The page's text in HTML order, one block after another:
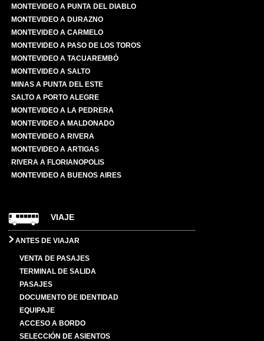
MONTEVIDEO A PUNTA DEL DIABLO
MONTEVIDEO A DURAZNO
MONTEVIDEO A CARMELO
MONTEVIDEO A PASO DE LOS TOROS
MONTEVIDEO A TACUAREMBÓ
MONTEVIDEO A SALTO
MINAS A PUNTA DEL ESTE
SALTO A PORTO ALEGRE
MONTEVIDEO A LA PEDRERA
MONTEVIDEO A MALDONADO
MONTEVIDEO A RIVERA
MONTEVIDEO A ARTIGAS
RIVERA A FLORIANOPOLIS
MONTEVIDEO A BUENOS AIRES
VIAJE
ANTES DE VIAJAR
VENTA DE PASAJES
TERMINAL DE SALIDA
PASAJES
DOCUMENTO DE IDENTIDAD
EQUIPAJE
ACCESO A BORDO
SELECCIÓN DE ASIENTOS